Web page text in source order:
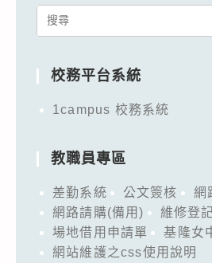
Search
校務平台系統
1campus 校務系統
教職員專區
差勤系統 公文簽核
網
網路請購(備用)
維修登
場地借用申請單
基隆女
網站維護之css使用說明